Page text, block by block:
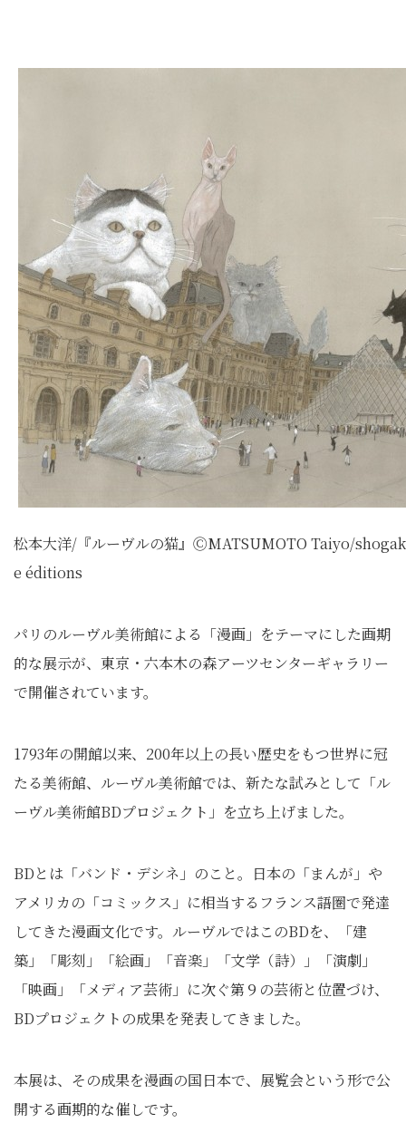
松本大洋/『ルーヴルの猫』ⒸMATSUMOTO Taiyo/
e éditions
パリのルーヴル美術館による「漫画」をテーマにした画期
的な展示が、東京・六本木の森アーツセンターギャラリー
で開催されています。
1793年の開館以来、200年以上の長い歴史をもつ世界に冠
たる美術館、ルーヴル美術館では、新たな試みとして「ル
ーヴル美術館BDプロジェクト」を立ち上げました。
BDとは「バンド・デシネ」のこと。日本の「まんが」や
アメリカの「コミックス」に相当するフランス語圏で発達
してきた漫画文化です。ルーヴルではこのBDを、「建
築」「彫刻」「絵画」「音楽」「文学（詩）」「演劇」
「映画」「メディア芸術」に次ぐ第９の芸術と位置づけ、
BDプロジェクトの成果を発表してきました。
本展は、その成果を漫画の国日本で、展覧会という形で公
開する画期的な催しです。